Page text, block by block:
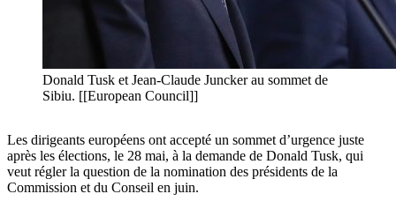
Donald Tusk et Jean-Claude Juncker au sommet de
Sibiu. [[European Council]]
Les dirigeants européens ont accepté un sommet d’urgence juste
après les élections, le 28 mai, à la demande de Donald Tusk, qui
veut régler la question de la nomination des présidents de la
Commission et du Conseil en juin.